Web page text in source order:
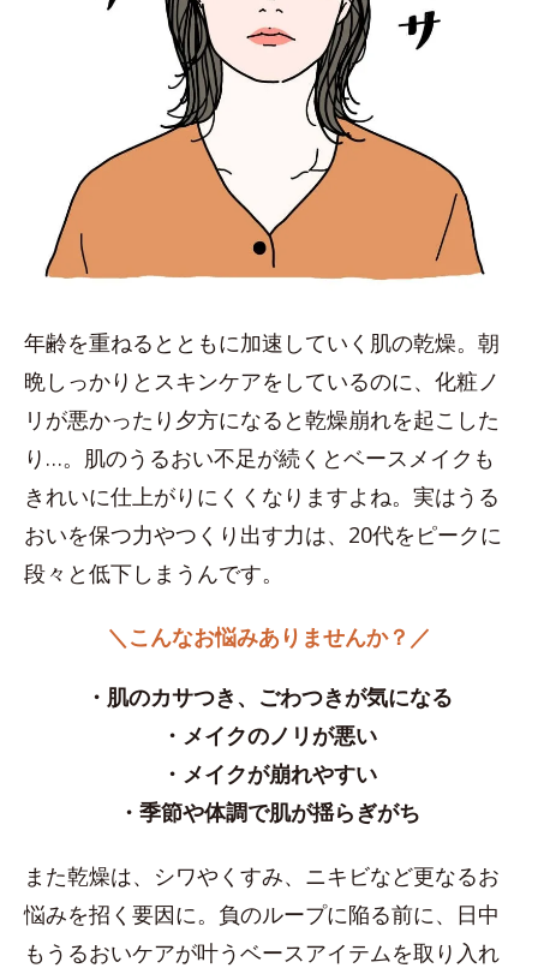
年齢を重ねるとともに加速していく肌の乾燥。朝
晩しっかりとスキンケアをしているのに、化粧ノ
リが悪かったり夕方になると乾燥崩れを起こした
り…。肌のうるおい不足が続くとベースメイクも
きれいに仕上がりにくくなりますよね。実はうる
おいを保つ力やつくり出す力は、20代をピークに
段々と低下しまうんです。
＼こんなお悩みありませんか？／
・肌のカサつき、ごわつきが気になる
・メイクのノリが悪い
・メイクが崩れやすい
・季節や体調で肌が揺らぎがち
また乾燥は、シワやくすみ、ニキビなど更なるお
悩みを招く要因に。負のループに陥る前に、日中
もうるおいケアが叶うベースアイテムを取り入れ